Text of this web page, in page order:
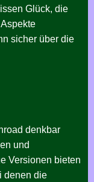
Glück, die
sicher über die
denkbar
und
Versionen bieten
denen die